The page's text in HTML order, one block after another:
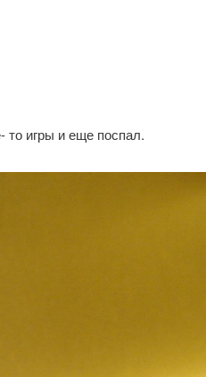
то игры и еще поспал.